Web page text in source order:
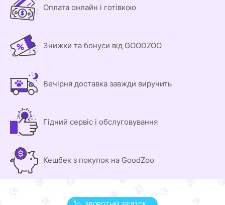
Оплата онлайн і готівкою
Знижки та бонуси від GOODZOO
Вечірня доставка завжди виручить
Гідний сервіс і обслуговування
Кешбек з покупок на GoodZoo